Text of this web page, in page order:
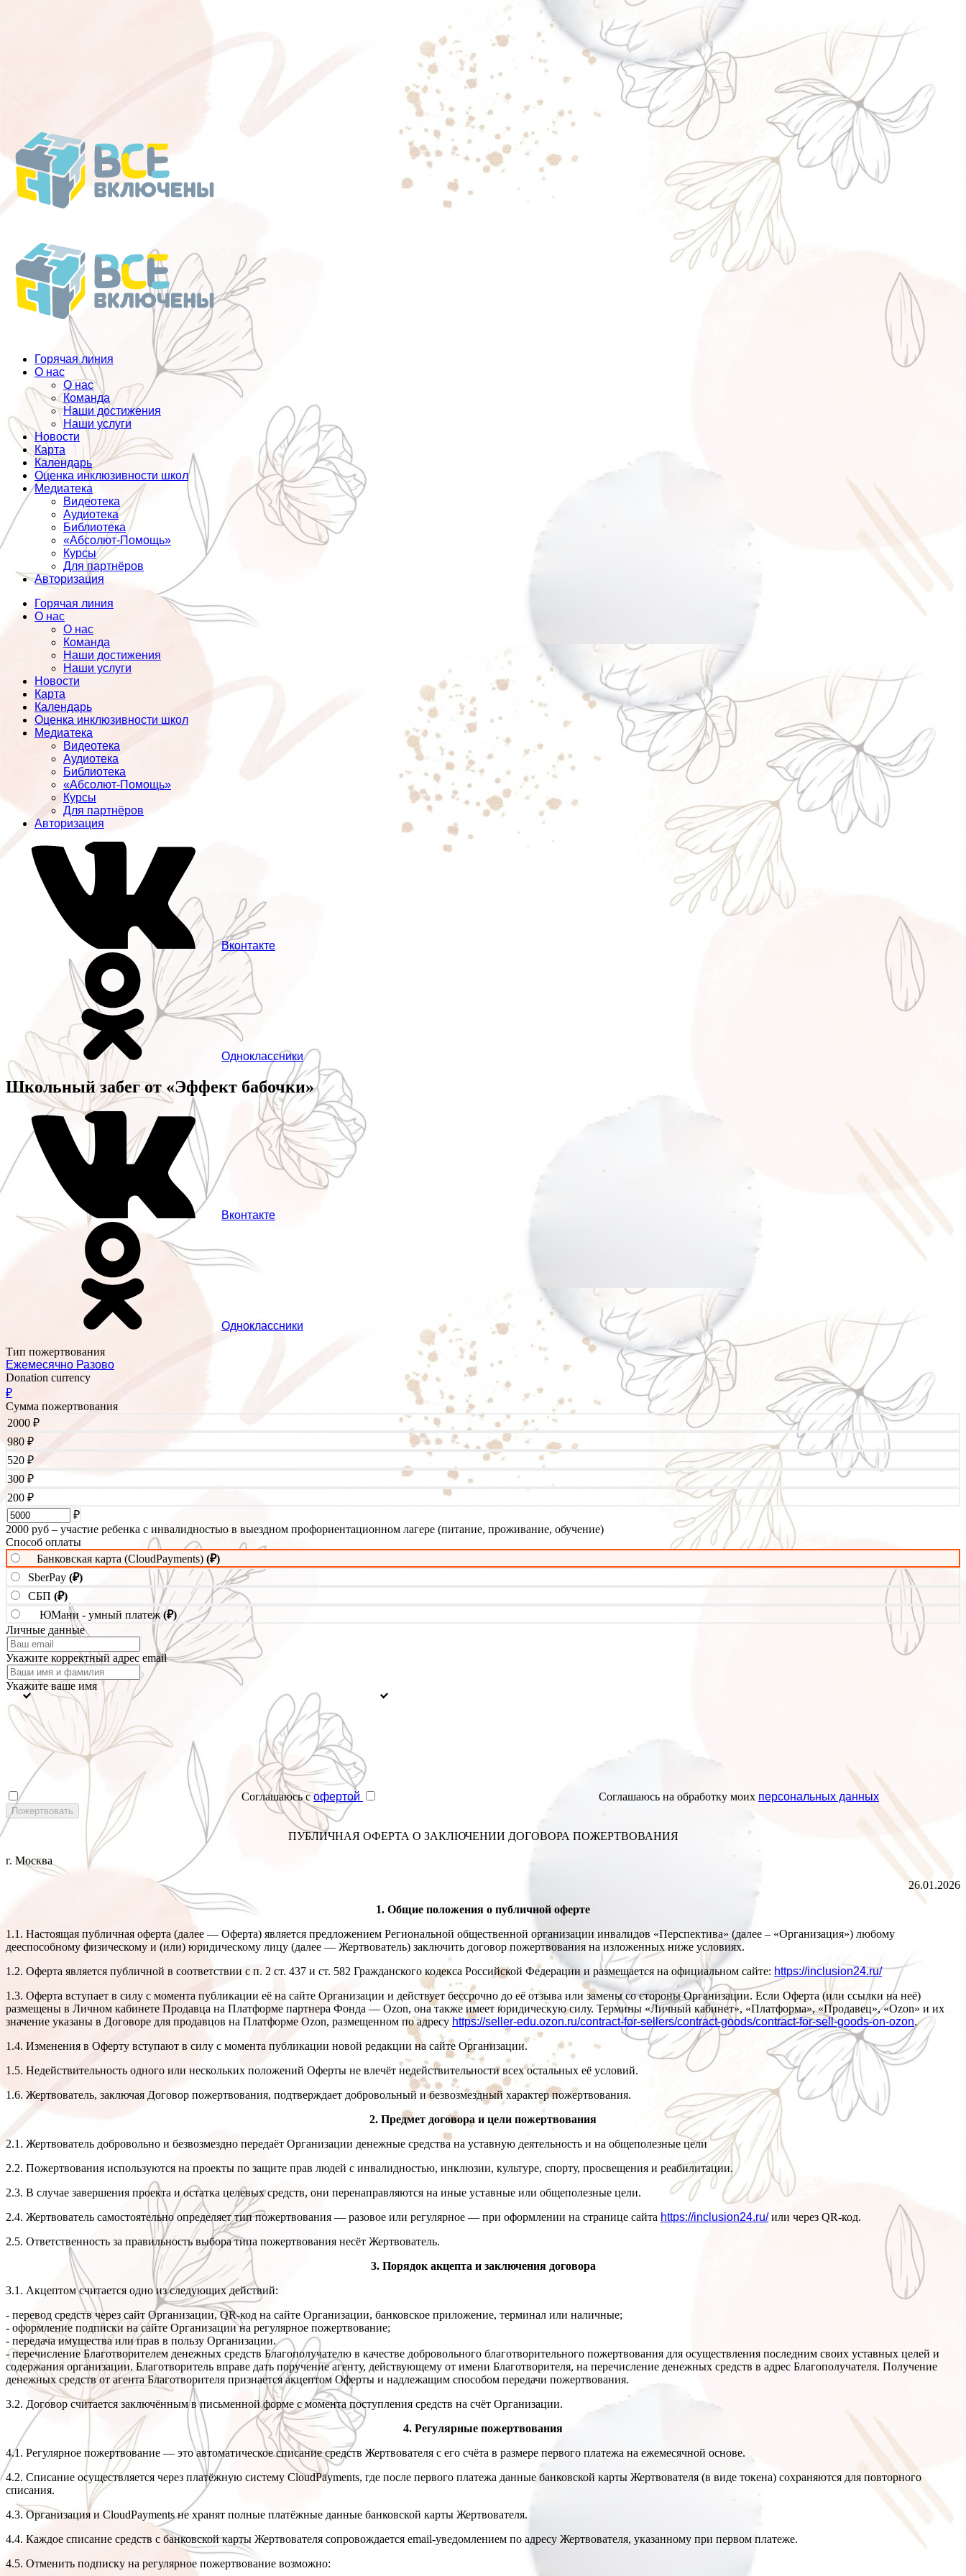
Горячая линия
О нас
О нас
Команда
Наши достижения
Наши услуги
Новости
Карта
Календарь
Оценка инклюзивности школ
Медиатека
Видеотека
Аудиотека
Библиотека
«Абсолют-Помощь»
Курсы
Для партнёров
Авторизация
Горячая линия
О нас
О нас
Команда
Наши достижения
Наши услуги
Новости
Карта
Календарь
Оценка инклюзивности школ
Медиатека
Видеотека
Аудиотека
Библиотека
«Абсолют-Помощь»
Курсы
Для партнёров
Авторизация
Вконтакте
Одноклассники
Школьный забег от «Эффект бабочки»
Вконтакте
Одноклассники
Тип пожертвования
Ежемесячно Разово
Donation currency
₽
Сумма пожертвования
2000 ₽
980 ₽
520 ₽
300 ₽
200 ₽
₽
2000 руб – участие ребенка с инвалидностью в выездном профориентационном лагере (питание, проживание, обучение)
Способ оплаты
Банковская карта (CloudPayments) (₽)
SberPay (₽)
СБП (₽)
ЮМани - умный платеж(₽)
Личные данные
Укажите корректный адрес email
Укажите ваше имя
Соглашаюсь софертой Соглашаюсь на обработку моих персональных данных
ПУБЛИЧНАЯ ОФЕРТА О ЗАКЛЮЧЕНИИ ДОГОВОРА ПОЖЕРТВОВАНИЯ
г. Москва
26.01.2026
1. Общие положения о публичной оферте
1.1. Настоящая публичная оферта (далее — Оферта) является предложением Региональной общественной организации инвалидов «Перспектива» (далее – «Организация») любому
дееспособному физическому и (или) юридическому лицу (далее — Жертвователь) заключить договор пожертвования на изложенных ниже условиях.
1.2. Оферта является публичной в соответствии с п. 2 ст. 437 и ст. 582 Гражданского кодекса Российской Федерации и размещается на официальном сайте: https://inclusion24.ru/
1.3. Оферта вступает в силу с момента публикации её на сайте Организации и действует бессрочно до её отзыва или замены со стороны Организации. Если Оферта (или ссылки на неё)
размещены в Личном кабинете Продавца на Платформе партнера Фонда — Ozon, она также имеет юридическую силу. Термины «Личный кабинет», «Платформа», «Продавец», «Ozon» и их
значение указаны в Договоре для продавцов на Платформе Ozon, размещенном по адресу https://seller-edu.ozon.ru/contract-for-sellers/contract-goods/contract-for-sell-goods-on-ozon.
1.4. Изменения в Оферту вступают в силу с момента публикации новой редакции на сайте Организации.
1.5. Недействительность одного или нескольких положений Оферты не влечёт недействительности всех остальных её условий.
1.6. Жертвователь, заключая Договор пожертвования, подтверждает добровольный и безвозмездный характер пожертвования.
2. Предмет договора и цели пожертвования
2.1. Жертвователь добровольно и безвозмездно передаёт Организации денежные средства на уставную деятельность и на общеполезные цели
2.2. Пожертвования используются на проекты по защите прав людей с инвалидностью, инклюзии, культуре, спорту, просвещения и реабилитации.
2.3. В случае завершения проекта и остатка целевых средств, они перенаправляются на иные уставные или общеполезные цели.
2.4. Жертвователь самостоятельно определяет тип пожертвования — разовое или регулярное — при оформлении на странице сайта https://inclusion24.ru/или через QR-код.
2.5. Ответственность за правильность выбора типа пожертвования несёт Жертвователь.
3. Порядок акцепта и заключения договора
3.1. Акцептом считается одно из следующих действий:
- перевод средств через сайт Организации, QR-код на сайте Организации, банковское приложение, терминал или наличные;
- оформление подписки на сайте Организации на регулярное пожертвование;
- передача имущества или прав в пользу Организации.
- перечисление Благотворителем денежных средств Благополучателю в качестве добровольного благотворительного пожертвования для осуществления последним своих уставных целей и
содержания организации. Благотворитель вправе дать поручение агенту, действующему от имени Благотворителя, на перечисление денежных средств в адрес Благополучателя. Получение
денежных средств от агента Благотворителя признается акцептом Оферты и надлежащим способом передачи пожертвования.
3.2. Договор считается заключённым в письменной форме с момента поступления средств на счёт Организации.
4. Регулярные пожертвования
4.1. Регулярное пожертвование — это автоматическое списание средств Жертвователя с его счёта в размере первого платежа на ежемесячной основе.
4.2. Списание осуществляется через платёжную систему CloudPayments, где после первого платежа данные банковской карты Жертвователя (в виде токена) сохраняются для повторного
списания.
4.3. Организация и CloudPayments не хранят полные платёжные данные банковской карты Жертвователя.
4.4. Каждое списание средств с банковской карты Жертвователя сопровождается email-уведомлением по адресу Жертвователя, указанному при первом платеже.
4.5. Отменить подписку на регулярное пожертвование возможно: